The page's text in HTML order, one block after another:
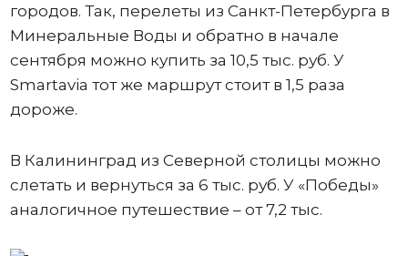
городов. Так, перелеты из Санкт-Петербурга в
Минеральные Воды и обратно в начале
сентября можно купить за 10,5 тыс. руб. У
Smartavia тот же маршрут стоит в 1,5 раза
дороже.
В Калининград из Северной столицы можно
слетать и вернуться за 6 тыс. руб. У «Победы»
аналогичное путешествие – от 7,2 тыс.